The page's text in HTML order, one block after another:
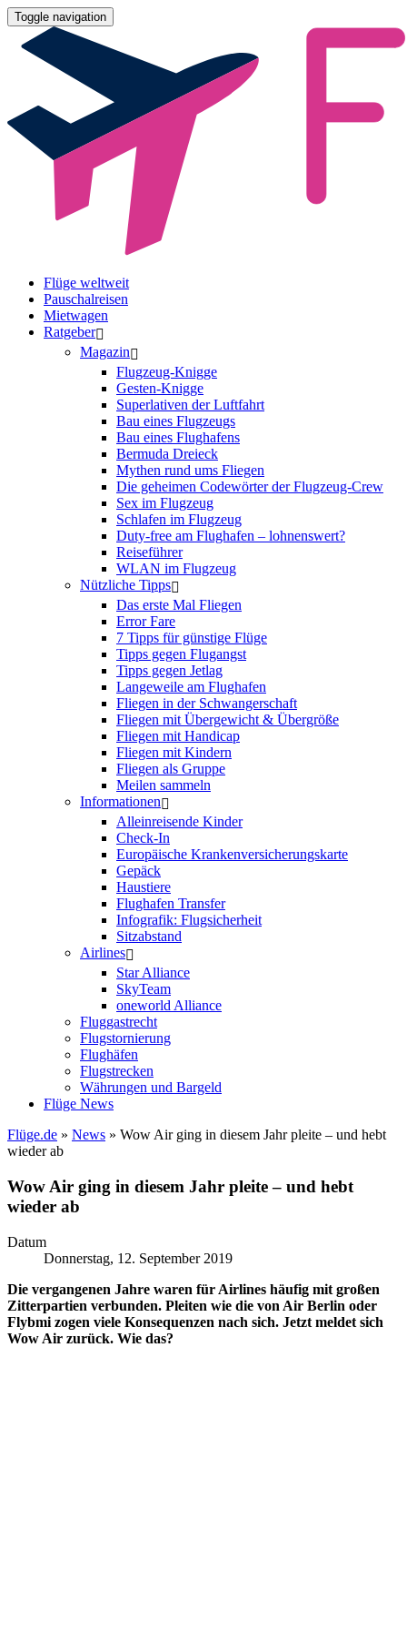
Toggle navigation
Flüge weltweit
Pauschalreisen
Mietwagen
Ratgeber
Magazin
Flugzeug-Knigge
Gesten-Knigge
Superlativen der Luftfahrt
Bau eines Flugzeugs
Bau eines Flughafens
Bermuda Dreieck
Mythen rund ums Fliegen
Die geheimen Codewörter der Flugzeug-Crew
Sex im Flugzeug
Schlafen im Flugzeug
Duty-free am Flughafen – lohnenswert?
Reiseführer
WLAN im Flugzeug
Nützliche Tipps
Das erste Mal Fliegen
Error Fare
7 Tipps für günstige Flüge
Tipps gegen Flugangst
Tipps gegen Jetlag
Langeweile am Flughafen
Fliegen in der Schwangerschaft
Fliegen mit Übergewicht & Übergröße
Fliegen mit Handicap
Fliegen mit Kindern
Fliegen als Gruppe
Meilen sammeln
Informationen
Alleinreisende Kinder
Check-In
Europäische Krankenversicherungskarte
Gepäck
Haustiere
Flughafen Transfer
Infografik: Flugsicherheit
Sitzabstand
Airlines
Star Alliance
SkyTeam
oneworld Alliance
Fluggastrecht
Flugstornierung
Flughäfen
Flugstrecken
Währungen und Bargeld
Flüge News
Flüge.de » News » Wow Air ging in diesem Jahr pleite – und hebt
wieder ab
Wow Air ging in diesem Jahr pleite – und hebt
wieder ab
Datum
Donnerstag, 12. September 2019
Die vergangenen Jahre waren für Airlines häufig mit großen
Zitterpartien verbunden. Pleiten wie die von Air Berlin oder
Flybmi zogen viele Konsequenzen nach sich. Jetzt meldet sich
Wow Air zurück. Wie das?